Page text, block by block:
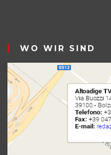
WO WIR SIND